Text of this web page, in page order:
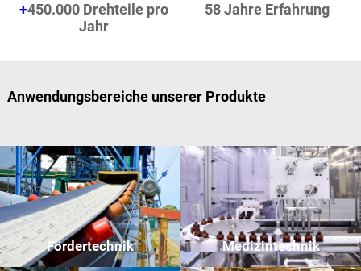
+450.000 Drehteile pro
Jahr
58 Jahre Erfahrung
Anwendungsbereiche unserer Produkte
Fördertechnik Medizintechnik